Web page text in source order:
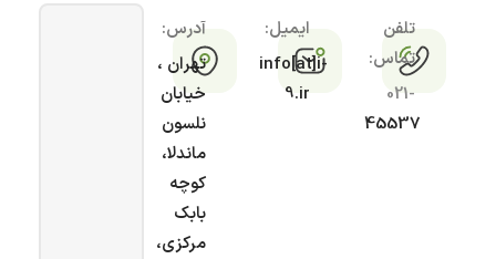
تلفن
تماس:
021-
45537
ایمیل:
info[at]i-
9.ir
آدرس:
تهران ،
خیابان
نلسون
ماندلا،
کوچه
بابک
مرکزی،